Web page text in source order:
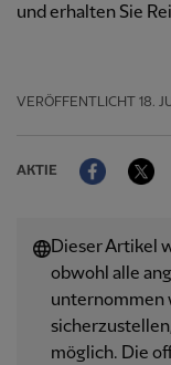
und erhalten Sie
VERÖFFENTLICHT 18.
AKTIE
Dieser Artikel
obwohl alle
unternommen
möglich. Die